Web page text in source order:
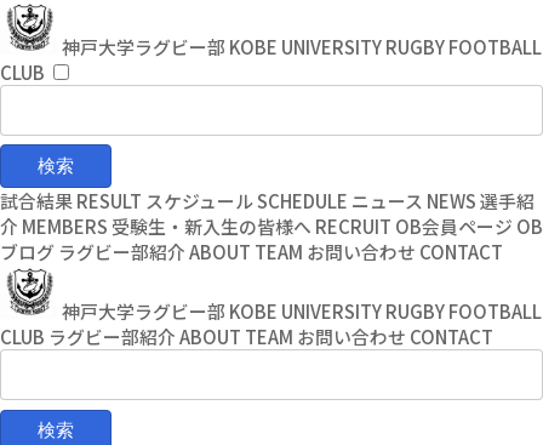
コ
ン
テ
ン
へ
キ
ッ
プ
ナ
ビ
ゲ
ー
ョ
に
移
動
神戸大学ラグビー部 KOBE UNIVERSITY RUGBY FOOTBALL
CLUB
試合結果RESULT スケジュールSCHEDULE ニュース NEWS選手紹
介 MEMBERS 受験生・新入生の皆様へ RECRUIT OB会員ページ OB
ブログ ラグビー部紹介ABOUT TEAM お問い合わせ CONTACT
神戸大学ラグビー部 KOBE UNIVERSITY RUGBY FOOTBALL
CLUB ラグビー部紹介ABOUT TEAM お問い合わせ CONTACT